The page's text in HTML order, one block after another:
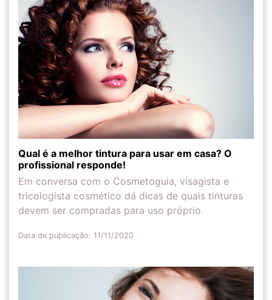
Qual é a melhor tintura para usar em casa? O
profissional responde!
Em conversa com o Cosmetoguia, visagista e
tricologista cosmético dá dicas de quais tinturas
devem ser compradas para uso próprio.
Data de publicação: 11/11/2020